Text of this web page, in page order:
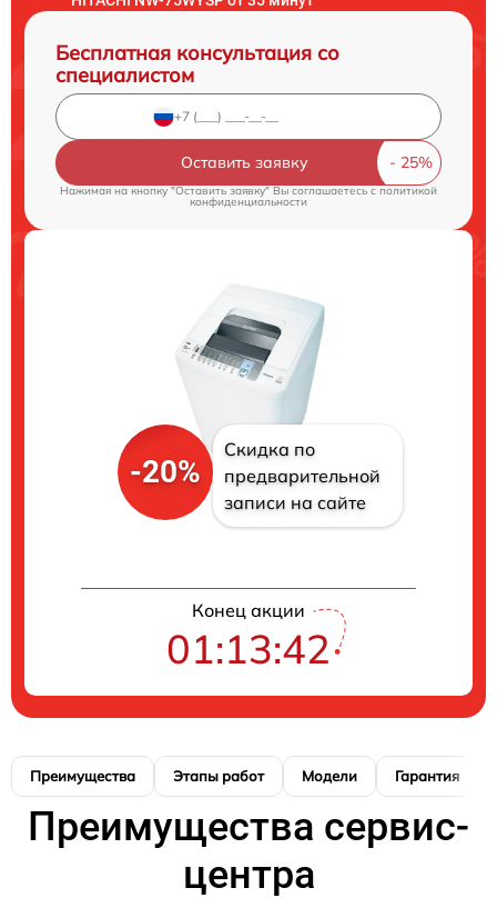
Бесплатная консультация со
специалистом
Оставить заявку
Нажимая на кнопку "Оставить заявку" Вы соглашаетесь cполитикой
конфиденциальности
-20%
Скидка по
предварительной
записи на сайте
Конец акции
01:13:42
Преимущества Этапы работ Модели Гарантия
Преимущества сервис-
центра